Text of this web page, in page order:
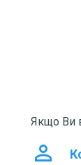
Якщо Ви
perm_identity